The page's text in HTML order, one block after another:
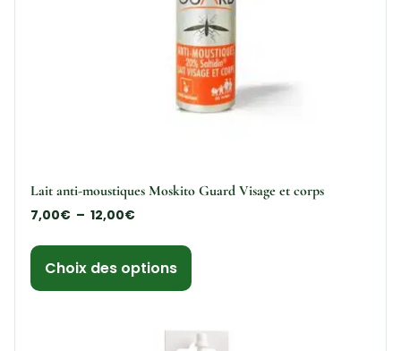
Lait anti-moustiques Moskito Guard Visage et corps
7,00€ – 12,00€
Choix des options